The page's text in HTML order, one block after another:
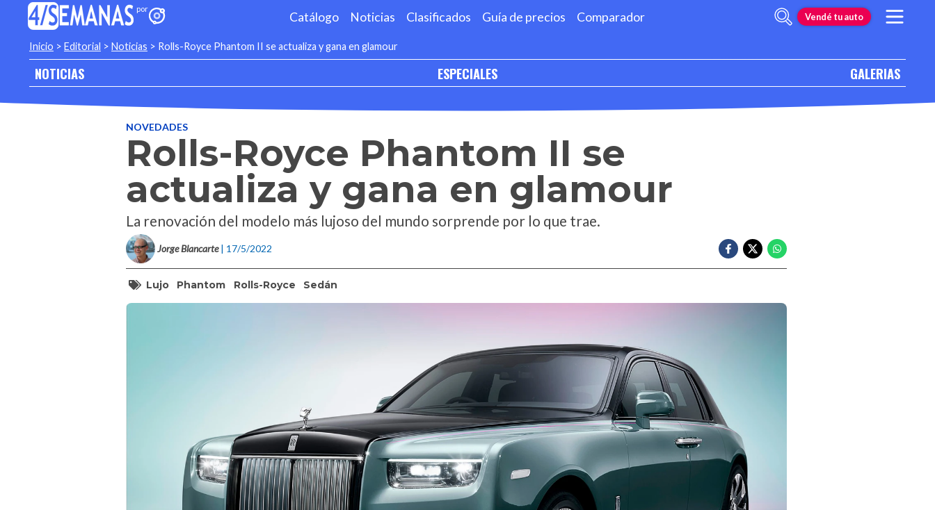
Catálogo Noticias Clasificados Guía de precios Comparador Vendé tu auto
Inicio > Editorial > Noticias > Rolls-Royce Phantom II se actualiza y gana en glamour
NOTICIAS ESPECIALES GALERIAS
NOVEDADES
Rolls-Royce Phantom II se
actualiza y gana en glamour
La renovación del modelo más lujoso del mundo sorprende por lo que trae.
Jorge Blancarte | 17/5/2022
Lujo Phantom Rolls-Royce Sedán